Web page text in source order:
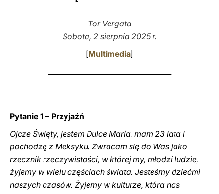
Tor Vergata
Sobota, 2 sierpnia 2025 r.
[Multimedia]
Pytanie 1 – Przyjaźń
Ojcze Święty, jestem Dulce María, mam 23 lata i
pochodzę z Meksyku. Zwracam się do Was jako
rzecznik rzeczywistości, w której my, młodzi ludzie,
żyjemy w wielu częściach świata. Jesteśmy dziećmi
naszych czasów. Żyjemy w kulturze, która nas